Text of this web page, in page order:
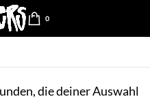
0
die deiner Auswahl